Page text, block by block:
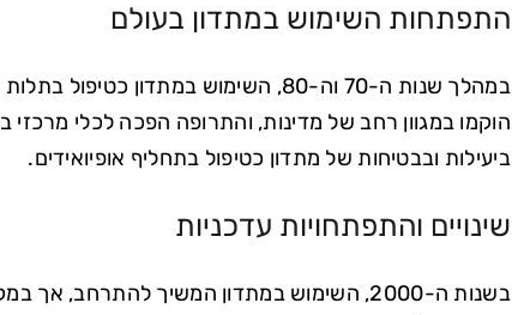
התפתחות השימוש במתדון בעולם
במהלך שנות ה-70 וה-80, השימוש במתדון
הוקמו במגוון רחב של מדינות, והתרופה הפכה לכלי
ביעילות ובבטיחות של מתדון כטיפול בתחליף אופיואידים.
שינויים והתפתחויות עדכניות
בשנות ה-2000, השימוש במתדון המשיך